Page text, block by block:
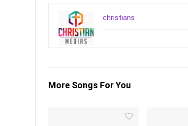
christians
More Songs For You